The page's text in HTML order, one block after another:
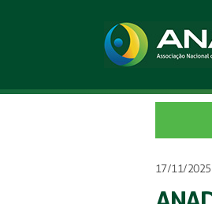
17/11/2025